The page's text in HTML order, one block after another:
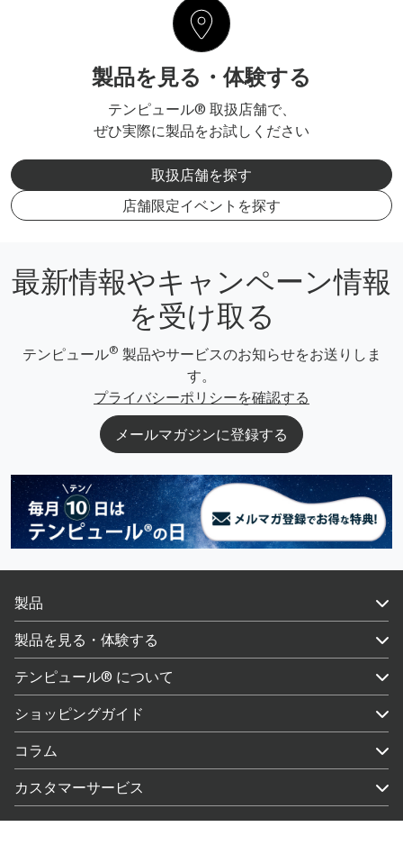
製品を見る・体験する
テンピュール® 取扱店舗で、
ぜひ実際に製品をお試しください
取扱店舗を探す
店舗限定イベントを探す
最新情報やキャンペーン情報
を受け取る
テンピュール® 製品やサービスのお知らせをお送りしま
す。
プライバシーポリシーを確認する
メールマガジンに登録する
製品
製品を見る・体験する
テンピュール® について
ショッピングガイド
コラム
カスタマーサービス